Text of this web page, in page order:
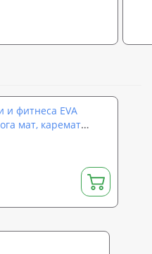
и фитнеса EVA
мат, каремат
Yoga Pro+ Micro